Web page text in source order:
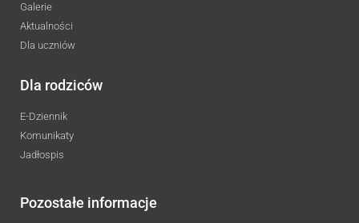
Galerie
Aktualności
Dla uczniów
Dla rodziców
E-Dziennik
Komunikaty
Jadłospis
Pozostałe informacje